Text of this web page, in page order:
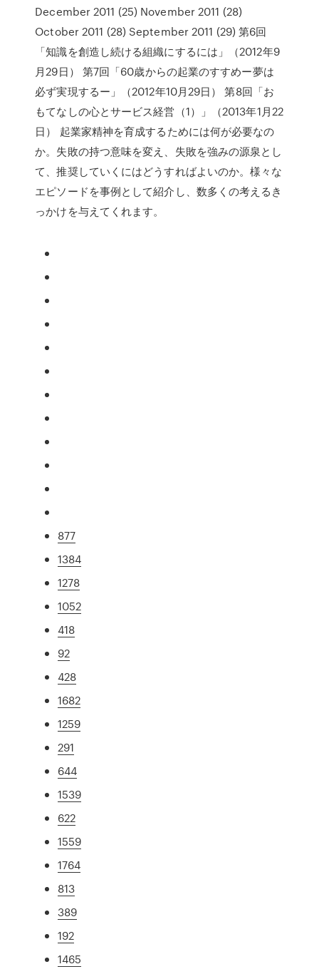
December 2011 (25) November 2011 (28)
October 2011 (28) September 2011 (29) 第6回
「知識を創造し続ける組織にするには」（2012年9
月29日） 第7回「60歳からの起業のすすめー夢は
必ず実現するー」（2012年10月29日） 第8回「お
もてなしの心とサービス経営（1）」（2013年1月22
日） 起業家精神を育成するためには何が必要なの
か。失敗の持つ意味を変え、失敗を強みの源泉とし
て、推奨していくにはどうすればよいのか。様々な
エピソードを事例として紹介し、数多くの考えるき
っかけを与えてくれます。
877
1384
1278
1052
418
92
428
1682
1259
291
644
1539
622
1559
1764
813
389
192
1465